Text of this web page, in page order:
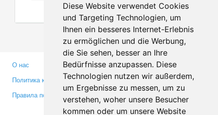
Diese Website verwendet Cookies
und Targeting Technologien, um
Ihnen ein besseres Internet-Erlebnis
zu ermöglichen und die Werbung,
die Sie sehen, besser an Ihre
Bedürfnisse anzupassen. Diese
Technologien nutzen wir außerdem,
um Ergebnisse zu messen, um zu
verstehen, woher unsere Besucher
kommen oder um unsere Website
О нас
Политика конфиденциальности
Правила пользования
Партнерам
Инвесторам
Медиа